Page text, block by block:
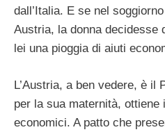
dall’Italia. E se nel
Austria, la donna decidesse
lei una pioggia di aiuti
L’Austria, a ben vedere, è il
per la sua maternità, ottiene
economici. A patto che